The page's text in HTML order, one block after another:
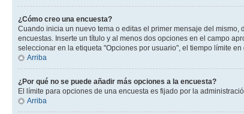
¿Cómo creo una encuesta?
Cuando inicia un nuevo tema o editas el primer mensaje del
encuestas. Inserte un título y al menos dos opciones en el campo
seleccionar en la etiqueta "Opciones por usuario", el tiempo límite
Arriba
¿Por qué no se puede añadir más opciones a la encuesta?
El límite para opciones de una encuesta es fijado por la
Arriba